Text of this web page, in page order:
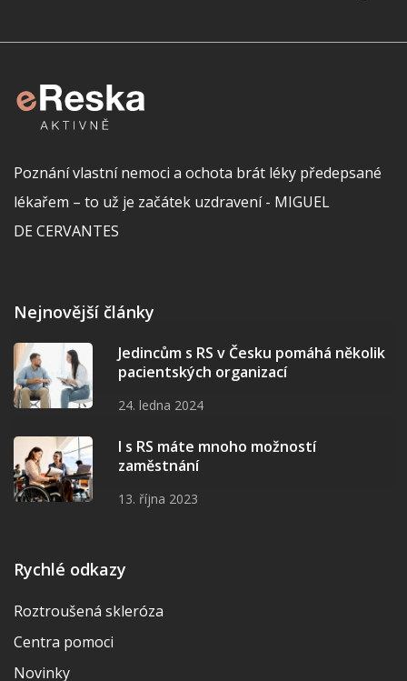
Poznání vlastní nemoci a ochota brát léky předepsané
lékařem – to už je začátek uzdravení - MIGUEL
DE CERVANTES
Nejnovější články
Jedincům s RS v Česku pomáhá několik
pacientských organizací
24. ledna 2024
I s RS máte mnoho možností
zaměstnání
13. října 2023
Rychlé odkazy
Roztroušená skleróza
Centra pomoci
Novinky